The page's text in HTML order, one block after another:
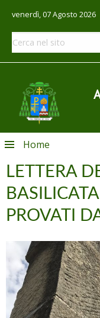
venerdì, 07 Agosto 2026
Skip
content
Home
LETTERA
PROVATI